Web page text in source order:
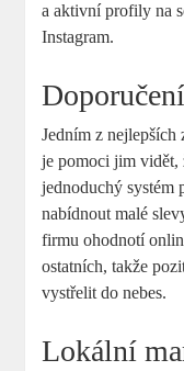
a aktivní profily na
Instagram.
Jedním z nejlepších
je pomoci jim vidět,
jednoduchý systém
nabídnout malé
firmu ohodnotí
ostatních, takže
vystřelit do nebes.
Lokální